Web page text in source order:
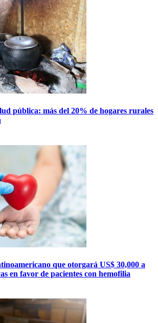
pública: más del 20% de hogares rurales
que otorgará US$ 30,000 a
en favor de pacientes con hemofilia